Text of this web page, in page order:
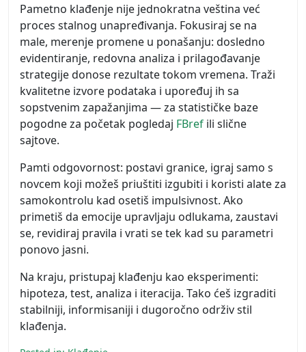
Pametno klađenje nije jednokratna veština već
proces stalnog unapređivanja. Fokusiraj se na
male, merenje promene u ponašanju: dosledno
evidentiranje, redovna analiza i prilagođavanje
strategije donose rezultate tokom vremena. Traži
kvalitetne izvore podataka i upoređuj ih sa
sopstvenim zapažanjima — za statističke baze
pogodne za početak pogledaj FBref ili slične
sajtove.
Pamti odgovornost: postavi granice, igraj samo s
novcem koji možeš priuštiti izgubiti i koristi alate za
samokontrolu kad osetiš impulsivnost. Ako
primetiš da emocije upravljaju odlukama, zaustavi
se, revidiraj pravila i vrati se tek kad su parametri
ponovo jasni.
Na kraju, pristupaj klađenju kao eksperimenti:
hipoteza, test, analiza i iteracija. Tako ćeš izgraditi
stabilniji, informisaniji i dugoročno održiv stil
klađenja.